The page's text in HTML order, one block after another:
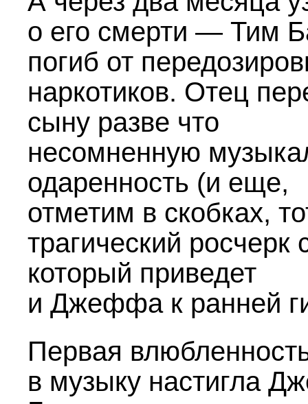
о его смерти — Тим
погиб от
наркотиков. Отец
сыну разве что
несомненную
одаренность (и еще,
отметим в скобках,
трагический росчерк
который приведет
и Джеффа к ранней
Первая
в музыку настигла